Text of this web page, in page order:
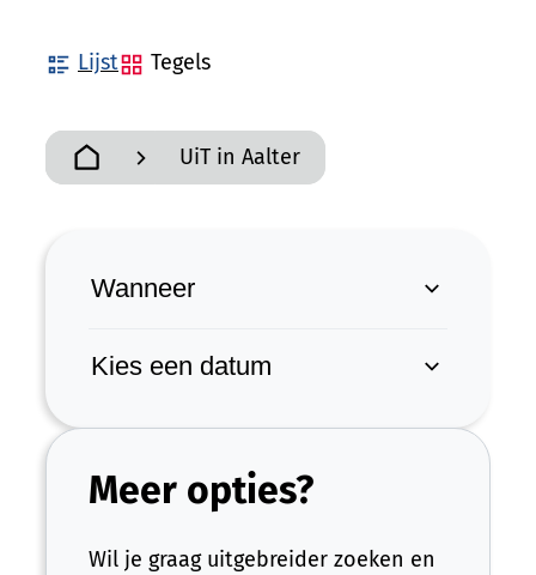
Lijst
Tegels
Startpagina
UiT in Aalter
Verfijn of wijzig
Wanneer
Kies een datum
Meer opties?
Wil je graag uitgebreider zoeken en